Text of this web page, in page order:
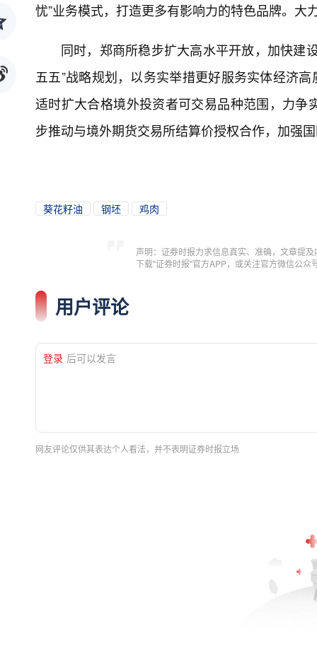
忧”业务模式，打造更多有影响力的特色品牌。
同时，郑商所稳步扩大高水平开放，加快建
五五”战略规划，以务实举措更好服务实体经济
适时扩大合格境外投资者可交易品种范围，力
步推动与境外期货交易所结算价授权合作，加强
葵花籽油 钢坯 鸡肉
声明：证券时报力求信息真实、准确，文章提
下载"证券时报"官方APP，或关注官方微信公
用户评论
登录 后可以发言
网友评论仅供其表达个人看法，并不表明证券时报立场